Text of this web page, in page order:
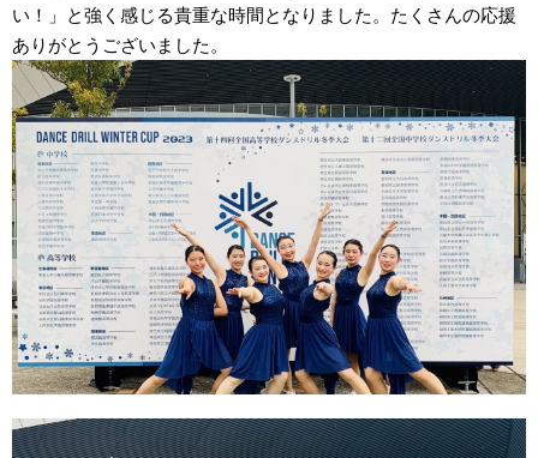
い！」と強く感じる貴重な時間となりました。たくさんの応援
ありがとうございました。